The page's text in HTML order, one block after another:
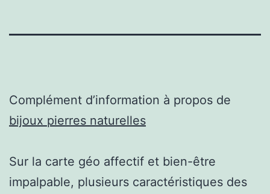
Complément d’information à propos de
bijoux pierres naturelles
Sur la carte géo affectif et bien-être
impalpable, plusieurs caractéristiques des